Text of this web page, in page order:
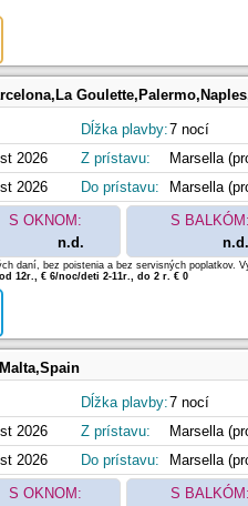
2026
2026
Dĺžka plavby:7 nocí
Z prístavu:
Marsella
Do prístavu:
Marsella
S OKNOM:
n.d.
S BALKÓM:
n.d.
daní, bez poistenia a bez servisných poplatkov.
12r., € 6/noc/deti 2-11r., do 2 r. € 0
2026
2026
Dĺžka plavby:7 nocí
Z prístavu:
Marsella
Do prístavu:
Marsella
S OKNOM:
S BALKÓM: